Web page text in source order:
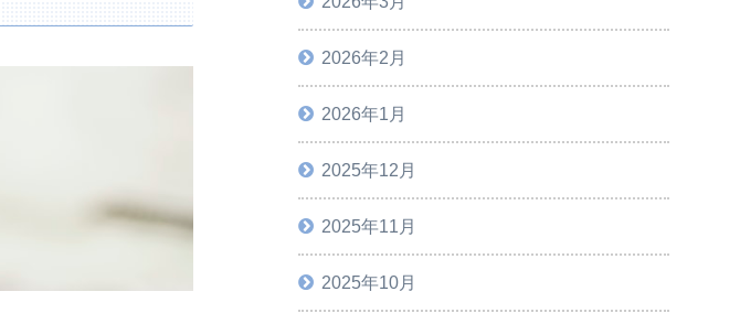
2026年2月
2026年1月
2025年12月
2025年11月
2025年10月